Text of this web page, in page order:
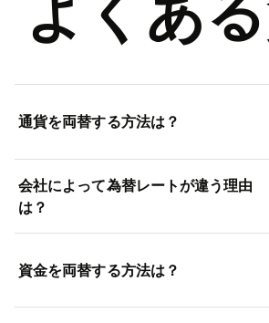
よくあ
通貨を両替する方法は？
会社によって為替レートが違う理由
は？
資金を両替する方法は？